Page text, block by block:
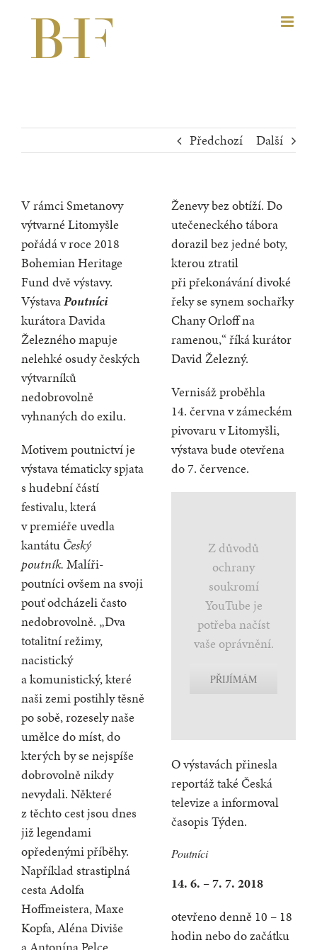
Předchozí Další
V rámci Smetanovy
výtvarné Litomyšle
pořádá v roce 2018
Bohemian Heritage
Fund dvě výstavy.
VýstavaPoutníci
kurátora Davida
Železného mapuje
nelehké osudy českých
výtvarníků
nedobrovolně
vyhnaných do exilu.
Motivem poutnictví je
výstava tématicky spjata
s hudební částí
festivalu, která
v premiéře uvedla
kantátu Český
poutník. Malíři-
poutníci ovšem na svoji
pouť odcházeli často
nedobrovolně. „Dva
totalitní režimy,
nacistický
a komunistický, které
naši zemi postihly těsně
po sobě, rozesely naše
umělce do míst, do
kterých by se nejspíše
dobrovolně nikdy
nevydali. Některé
z těchto cest jsou dnes
již legendami
opředenými příběhy.
Například strastiplná
cesta Adolfa
Hoffmeistera, Maxe
Kopfa, Aléna Diviše
Ženevy bez obtíží. Do
utečeneckého tábora
dorazil bez jedné boty,
kterou ztratil
při překonávání divoké
řeky se synem sochařky
Chany Orloff na
ramenou,“ říká kurátor
David Železný.
Vernisáž proběhla
14. června v zámeckém
pivovaru v Litomyšli,
výstava bude otevřena
do 7. července.
Z důvodů
ochrany
soukromí
YouTube je
potřeba načíst
vaše oprávnění.
PŘIJÍMÁM
O výstavách přinesla
reportáž také Česká
televize a informoval
časopis Týden.
Poutníci
14. 6. – 7. 7. 2018
otevřeno denně 10 – 18
hodin nebo do začátku